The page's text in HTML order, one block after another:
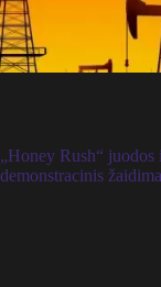
„Honey Rush“
demonstracinis